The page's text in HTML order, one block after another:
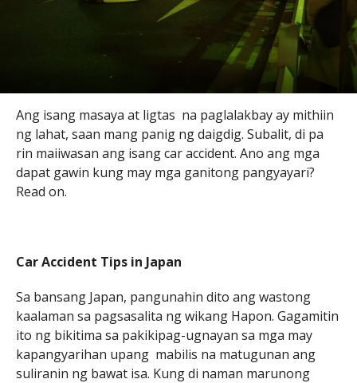
Ang isang masaya at ligtas na paglalakbay ay mithiin
ng lahat, saan mang panig ng daigdig. Subalit, di pa
rin maiiwasan ang isang car accident. Ano ang mga
dapat gawin kung may mga ganitong pangyayari?
Read on.
Car Accident Tips in Japan
Sa bansang Japan, pangunahin dito ang wastong
kaalaman sa pagsasalita ng wikang Hapon. Gagamitin
ito ng bikitima sa pakikipag-ugnayan sa mga may
kapangyarihan upang mabilis na matugunan ang
suliranin ng bawat isa. Kung di naman marunong